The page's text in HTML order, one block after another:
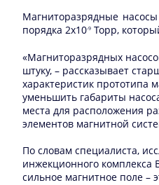
Магниторазрядные
порядка 2x10-9 Торр,
«Магниторазрядных
штуку, – рассказывает
характеристик прототипа
уменьшить габариты
места для расположения
элементов магнитной
По словам специалиста,
инжекционного
сильное магнитное поле –